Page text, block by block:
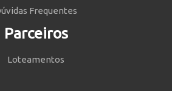
Frequentes
Parceiros
Loteamentos